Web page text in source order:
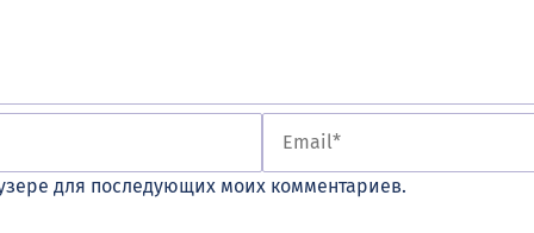
для последующих моих комментариев.